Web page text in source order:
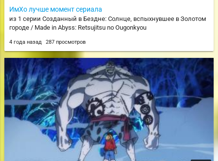
ИмХо лучше момент сериала
из 1 серии Созданный в Бездне: Солнце, вспыхнувшее в Золотом
городе / Made in Abyss: Retsujitsu no Ougonkyou
4 года назад 287 просмотров